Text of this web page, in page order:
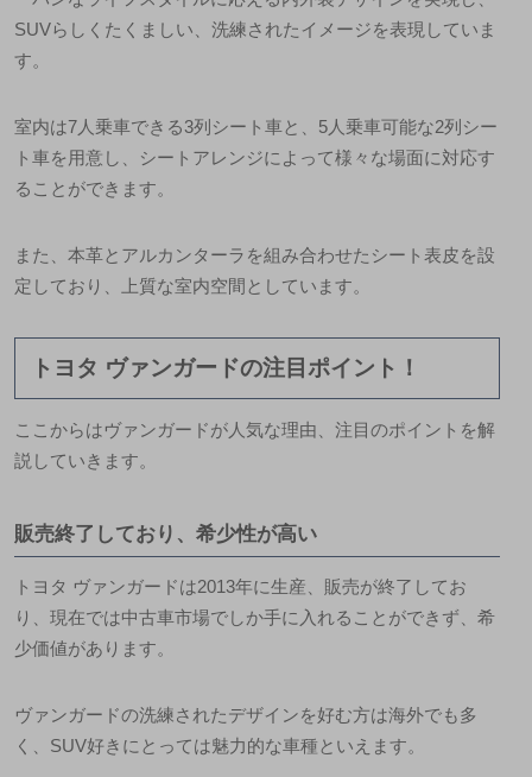
SUVらしくたくましい、洗練されたイメージを表現していま
す。
室内は7人乗車できる3列シート車と、5人乗車可能な2列シー
ト車を用意し、シートアレンジによって様々な場面に対応す
ることができます。
また、本革とアルカンターラを組み合わせたシート表皮を設
定しており、上質な室内空間としています。
トヨタ ヴァンガードの注目ポイント！
ここからはヴァンガードが人気な理由、注目のポイントを解
説していきます。
販売終了しており、希少性が高い
トヨタ ヴァンガードは2013年に生産、販売が終了してお
り、現在では中古車市場でしか手に入れることができず、希
少価値があります。
ヴァンガードの洗練されたデザインを好む方は海外でも多
く、 SUV好きにとっては魅力的な車種といえます。